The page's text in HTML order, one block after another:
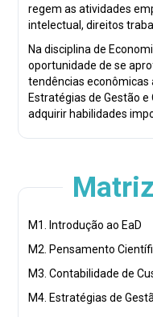
regem as atividades
intelectual, direitos
Na disciplina de
oportunidade de se
tendências econômicas
Estratégias de Gestão
adquirir habilidades
sobre a importância da
Esse curso é ideal para
empresários e
docente altamente
para o aprendizado,
os desafios do
M1. Introdução ao EaD
M2. Pensamento
M3. Contabilidade de
M4. Estratégias de